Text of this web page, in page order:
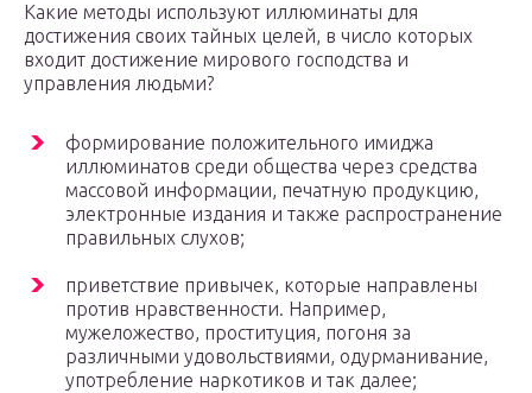
Какие методы используют иллюминаты для
достижения своих тайных целей, в число которых
входит достижение мирового господства и
управления людьми?
формирование положительного имиджа
иллюминатов среди общества через средства
массовой информации, печатную продукцию,
электронные издания и также распространение
правильных слухов;
приветствие привычек, которые направлены
против нравственности. Например,
мужеложество, проституция, погоня за
различными удовольствиями, одурманивание,
употребление наркотиков и так далее;